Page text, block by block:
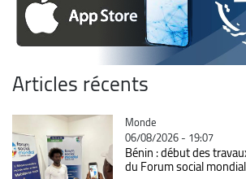
Articles récents
Catégorie
Monde
06/08/2026 - 19:07
Bénin : début des
du Forum social